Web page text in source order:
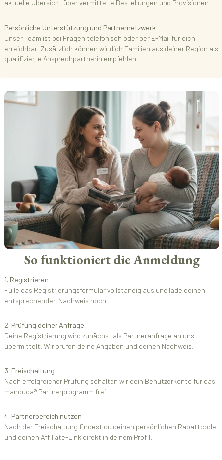
aktuelle Übersicht über vermittelte Bestellungen und Provisionen.
Persönliche Unterstützung und Partnernetzwerk
Unser Team ist bei Fragen telefonisch oder per E-Mail für dich
erreichbar. Zusätzlich können wir dich Familien aus deiner Region als
qualifizierte Ansprechpartnerin empfehlen.
So funktioniert die Anmeldung
1. Registrieren
Fülle das Registrierungsformular vollständig aus und lade deinen
entsprechenden Nachweis hoch.
2. Prüfung deiner Anfrage
Deine Registrierung wird zunächst als Partneranfrage an uns
übermittelt. Wir prüfen deine Angaben und deinen Nachweis.
3. Freischaltung
Nach erfolgreicher Prüfung schalten wir dein Benutzerkonto für das
manduca® Partnerprogramm frei.
4. Partnerbereich nutzen
Nach der Freischaltung findest du deinen persönlichen Rabattcode
und deinen Affiliate-Link direkt in deinem Profil.